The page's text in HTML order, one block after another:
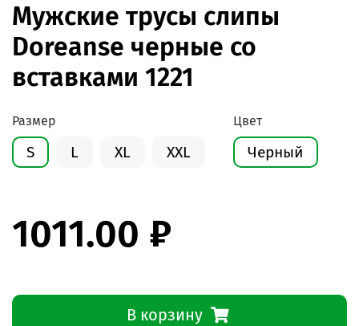
Мужские трусы слипы
Doreanse черные со
вставками 1221
Размер
S L XL XXL
Цвет
Черный
1011.00 ₽
В корзину